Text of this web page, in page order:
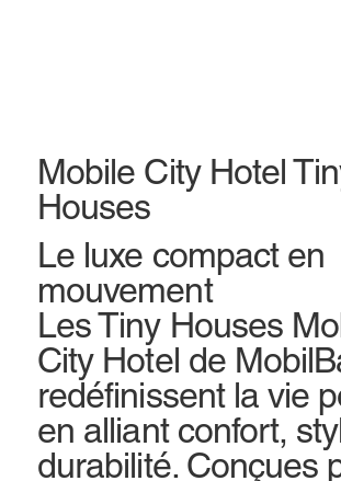
Le luxe compact en
mouvement
Les Tiny Houses
City Hotel de
redéfinissent la vie
en alliant confort,
durabilité. Conçues
Mobile City Hotel
Houses